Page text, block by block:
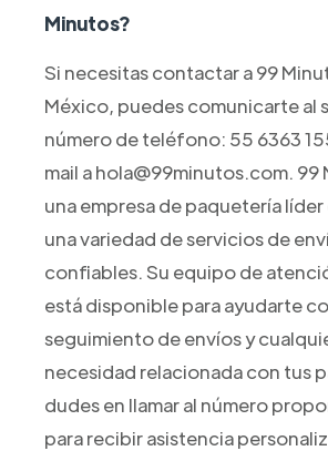
Minutos?
Si necesitas contactar a 99
México, puedes comunicarte al
número de teléfono: 55 6363
mail a hola@99minutos.com. 99
una empresa de paquetería
una variedad de servicios de
confiables. Su equipo de
está disponible para ayudarte
seguimiento de envíos y
necesidad relacionada con tus
dudes en llamar al número
para recibir asistencia